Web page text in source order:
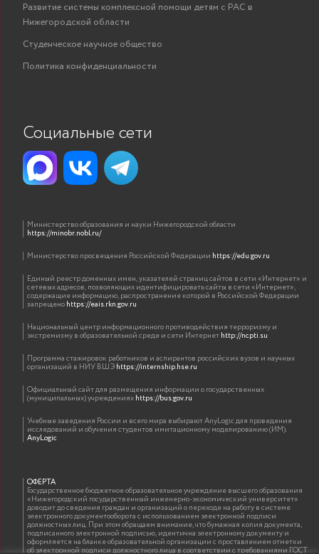
Развитие системы комплексной помощи детям с РАС в
Нижегородской области
Студенческое научное общество
Политика конфиденциальности
Социальные сети
Министерство образования и науки Нижегородской области
https://minobr.nobl.ru/
Министерство просвещения Российской Федерации https://edu.gov.ru
Единый реестр доменных имен, указателей страниц сайтов в сети «Интернет» и
сетевых адресов, позволяющих идентифицировать сайты в сети «Интернет»,
содержащие информацию, распространение которой в Российской Федерации
запрещеноhttps://eais.rkn.gov.ru
Национальный центр информационного противодействия терроризму и
экстремизму в образовательной среде и сети Интернетhttp://ncpti.su
Программа стажировок работников и аспирантов российских вузов и научных
организаций в НИУ ВШЭhttps://internship.hse.ru
Официальный сайт для размещения информации о государственных
(муниципальных) учрежденияхhttps://bus.gov.ru
Учебные заведения России и всего мира выбирают AnyLogic для проведения
исследований и обучения студентов имитационному моделированию (ИМ).
AnyLogic
ОФЕРТА
Государственное бюджетное образовательное учреждение высшего образования
«Нижегородский государственный инженерно-экономический университет»
доводит до сведения граждан и организаций о переходе на работу в системе
электронного документооборота с использованием электронной подписи
должностных лиц. При этом обращаем внимание, что бумажная копия документа,
подписанного электронной подписью, идентична электронному документу и
оформляется на бланке образовательной организации с проставлением отметки
об электронной подписи должностного лица в соответствии с требованиями ГОСТ